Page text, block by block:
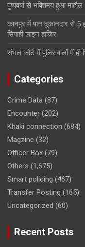
पुष्पवर्षा से भक्तिमय हुआ माहौल
कानपुर में पान दुकानदार से 5
सिपाही लाइन हाजिर
संभल कोर्ट में पुलिसवालों में
Categories
Crime Data (87)
Encounter (202)
Khaki connection (684)
Magzine (32)
Officer Box (79)
Others (1,675)
Smart policing (467)
Transfer Posting (165)
Uncategorized (60)
Recent Posts